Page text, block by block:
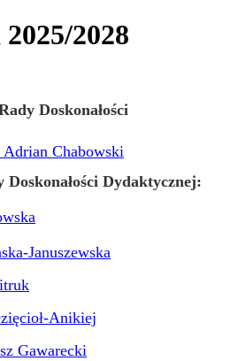
2028
Doskonałości
Chabowski
Doskonałości Dydaktycznej:
Januszewska
Anikiej
Gawarecki